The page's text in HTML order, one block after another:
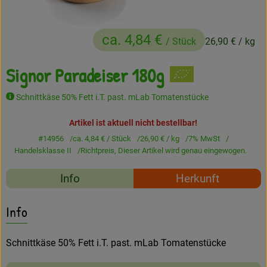
Haltbares
Getränke
Naturkosmetik
Drogerie
Gratis Ökokiste im Wert von 25 Euro
Veranstaltungen
Kundenbrief
Signor Paradeiser 180g
Schnittkäse 50% Fett i.T. past. mLab Tomatenstücke
ca. 4,84 € / Stück 26,90 € / kg
Artikel ist aktuell nicht bestellbar!
#14956 ca. 4,84 € / Stück 26,90 € / kg
7% MwSt
Handelsklasse II
Richtpreis, Dieser Artikel wird genau eingewogen.
Rezepte
Info Herkunft
Info
Schnittkäse 50% Fett i.T. past. mLab Tomatenstücke